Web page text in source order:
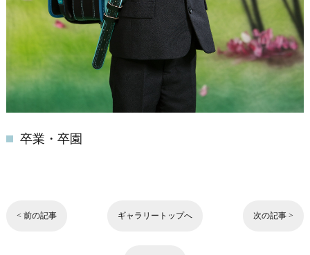
卒業・卒園
< 前の記事 ギャラリートップへ 次の記事 >